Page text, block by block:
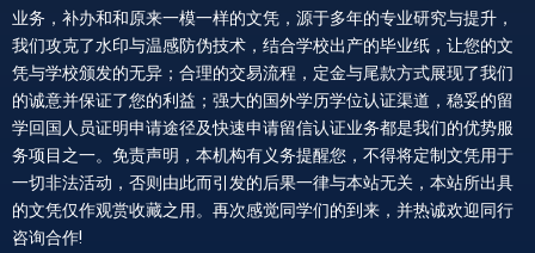
业务，补办和和原来一模一样的文凭，源于多年的专业研究与提升，
我们攻克了水印与温感防伪技术，结合学校出产的毕业纸，让您的文
凭与学校颁发的无异；合理的交易流程，定金与尾款方式展现了我们
的诚意并保证了您的利益；强大的国外学历学位认证渠道，稳妥的留
学回国人员证明申请途径及快速申请留信认证业务都是我们的优势服
务项目之一。免责声明，本机构有义务提醒您，不得将定制文凭用于
一切非法活动，否则由此而引发的后果一律与本站无关，本站所出具
的文凭仅作观赏收藏之用。再次感觉同学们的到来，并热诚欢迎同行
咨询合作!